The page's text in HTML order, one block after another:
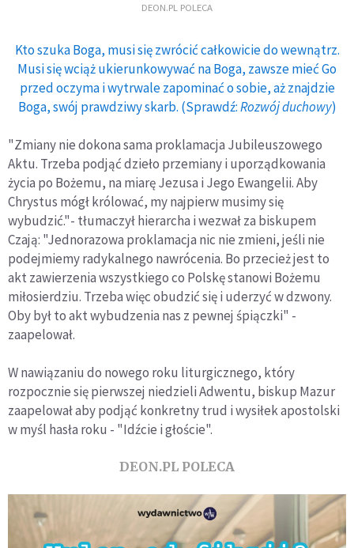
DEON.PL POLECA
Kto szuka Boga, musi się zwrócić całkowicie do wewnątrz.
Musi się wciąż ukierunkowywać na Boga, zawsze mieć Go
przed oczyma i wytrwale zapominać o sobie, aż znajdzie
Boga, swój prawdziwy skarb. (Sprawdź:Rozwój duchowy)
"Zmiany nie dokona sama proklamacja Jubileuszowego
Aktu. Trzeba podjąć dzieło przemiany i uporządkowania
życia po Bożemu, na miarę Jezusa i Jego Ewangelii. Aby
Chrystus mógł królować, my najpierw musimy się
wybudzić."- tłumaczył hierarcha i wezwał za biskupem
Czają: "Jednorazowa proklamacja nic nie zmieni, jeśli nie
podejmiemy radykalnego nawrócenia. Bo przecież jest to
akt zawierzenia wszystkiego co Polskę stanowi Bożemu
miłosierdziu. Trzeba więc obudzić się i uderzyć w dzwony.
Oby był to akt wybudzenia nas z pewnej śpiączki" -
zaapelował.
W nawiązaniu do nowego roku liturgicznego, który
rozpocznie się pierwszej niedzieli Adwentu, biskup Mazur
zaapelował aby podjąć konkretny trud i wysiłek apostolski
w myśl hasła roku - "Idźcie i głoście".
DEON.PL POLECA